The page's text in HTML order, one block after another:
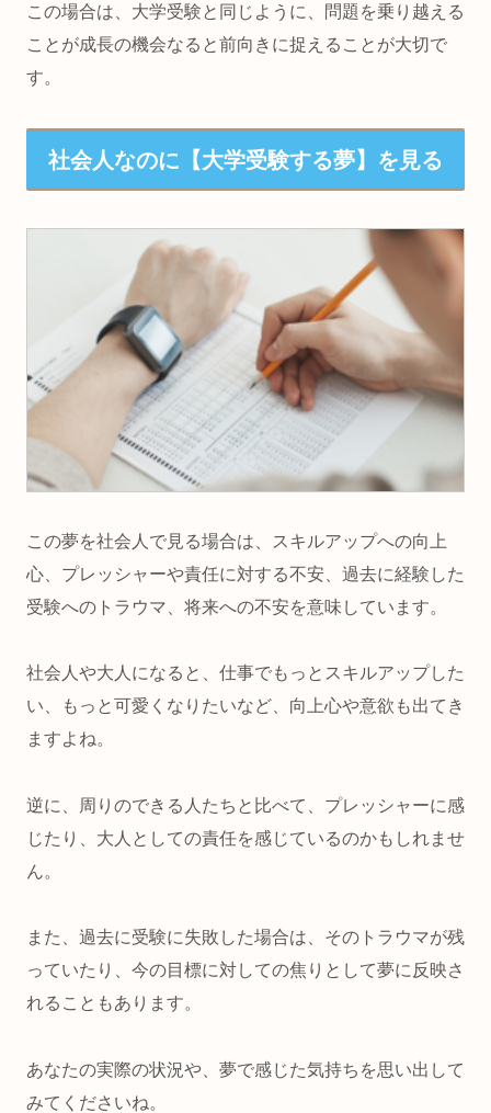
この場合は、大学受験と同じように、問題を乗り越える
ことが成長の機会なると前向きに捉えることが大切で
す。
社会人なのに【大学受験する夢】を見る
この夢を社会人で見る場合は、スキルアップへの向上
心、プレッシャーや責任に対する不安、過去に経験した
受験へのトラウマ、将来への不安を意味しています。
社会人や大人になると、 仕事でもっとスキルアップした
い
もっと可愛くなりたいなど、向上心や意欲も出てき
ますよね。
逆に、周りのできる人たちと比べて、 プレッシャーに感
じたり、 大人としての責任を感じているのかもしれませ
ん。
また、過去に受験に失敗した場合は、そのトラウマが残
っていたり、 今の目標に対しての焦りとして夢に反映さ
れることもあります。
あなたの実際の状況や、夢で感じた気持ちを思い出して
みてくださいね。